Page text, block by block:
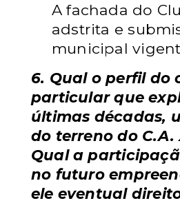
A fachada do
adstrita e
municipal
6. Qual o perfil do
particular que
últimas décadas,
do terreno do C.A.
Qual a
no futuro
ele eventual